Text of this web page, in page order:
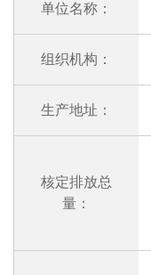
单位名称：
组织机构：
生产地址：
核定排放总
量：